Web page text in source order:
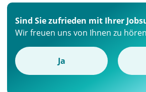
Sind Sie zufrieden mit Ihrer
Wir freuen uns von Ihnen zu
Ja